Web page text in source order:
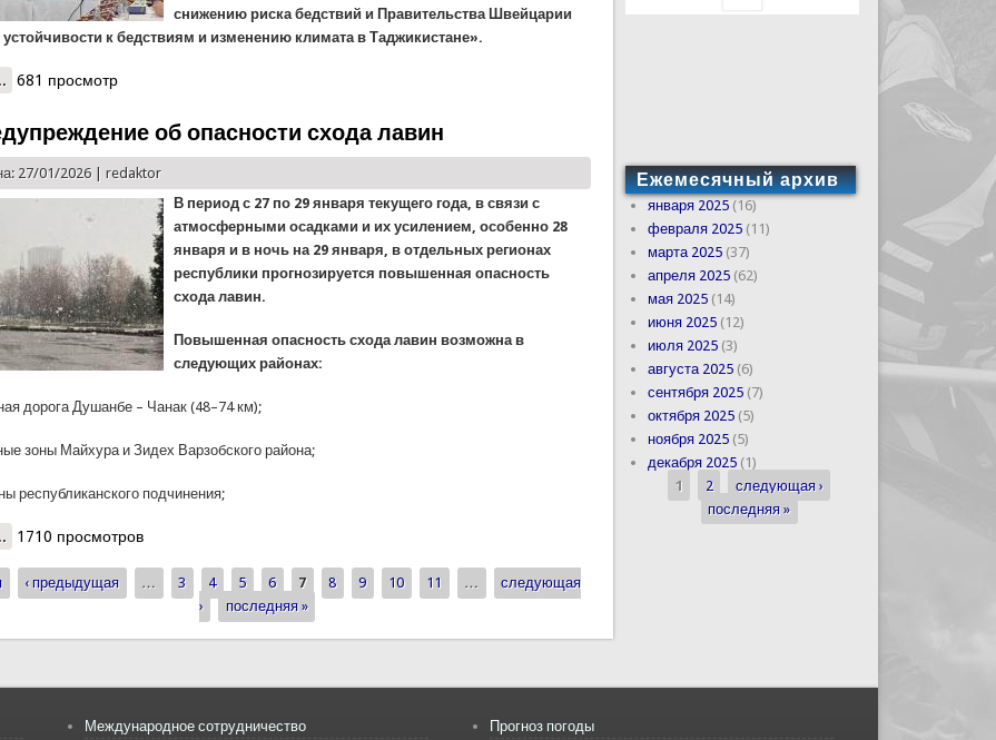
снижению риска бедствий и Правительства Швейцарии
к бедствиям и изменению климата в Таджикистане».
о В Душанбе обсудили укрепление устойчивости Таджикистана к бедствиям и изменению климата
681 просмотр
об опасности схода лавин
27/01/2026 |redaktor
В период с 27 по 29 января текущего года, в связи с
атмосферными осадками и их усилением, особенно 28
января и в ночь на 29 января, в отдельных регионах
республики прогнозируется повышенная опасность
схода лавин.
Повышенная опасность схода лавин возможна в
следующих районах:
дорога Душанбе – Чанак (48–74 км);
зоны Майхура и Зидех Варзобского района;
республиканского подчинения;
о КЧС: Предупреждение об опасности схода лавин
1710 просмотров
‹ предыдущая … 3 4 5 6 7 8 9 10 11 …
следующая
›
последняя »
Ежемесячный архив
января 2025(16)
февраля 2025(11)
марта 2025(37)
апреля 2025(62)
мая 2025(14)
июня 2025(12)
июля 2025(3)
августа 2025(6)
сентября 2025(7)
октября 2025(5)
ноября 2025(5)
декабря 2025(1)
Страницы
1 2
следующая ›
последняя »
Международное сотрудничество Прогноз погоды